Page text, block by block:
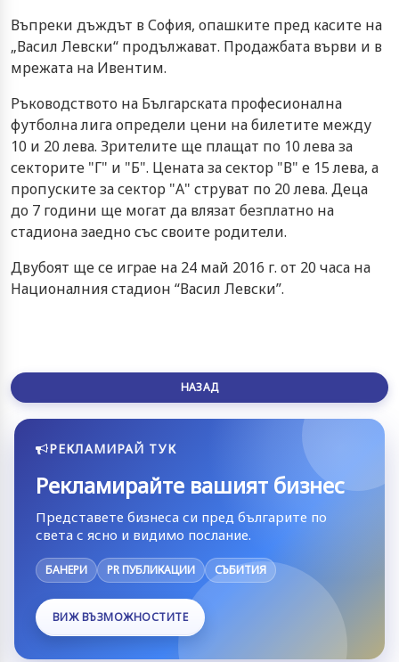
Въпреки дъждът в София, опашките пред касите на
„Васил Левски“ продължават. Продажбата върви и в
мрежата на Ивентим.
Ръководството на Българската професионална
футболна лига определи цени на билетите между
10 и 20 лева. Зрителите ще плащат по 10 лева за
секторите "Г" и "Б". Цената за сектор "В" е 15 лева, а
пропуските за сектор "А" струват по 20 лева. Деца
до 7 години ще могат да влязат безплатно на
стадиона заедно със своите родители.
Двубоят ще се играе на 24 май 2016 г. от 20 часа на
Националния стадион “Васил Левски”.
НАЗАД
РЕКЛАМИРАЙ ТУК
Рекламирайте вашият бизнес
Представете бизнеса си пред българите по
света с ясно и видимо послание.
БАНЕРИ PR ПУБЛИКАЦИИ СЪБИТИЯ
ВИЖ ВЪЗМОЖНОСТИТЕ